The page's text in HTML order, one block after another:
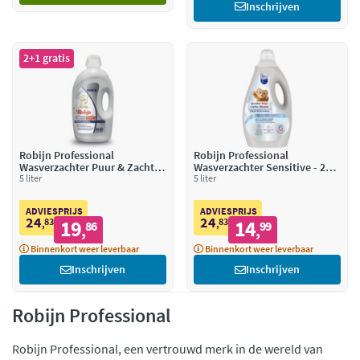
Inschrijven
2+1 gratis
Robijn Professional
Wasverzachter Puur & Zacht -
200 Wasbeurten Pro Formula
5 liter
ADVIESPRIJS
24,83 19,86
Binnenkort weer leverbaar
Inschrijven
Robijn Professional
Wasverzachter Sensitive - 200
Wasbeurten Pro Formula
5 liter
ADVIESPRIJS
24,83 14,99
Binnenkort weer leverbaar
Inschrijven
Robijn Professional
Robijn Professional, een vertrouwd merk in de wereld van